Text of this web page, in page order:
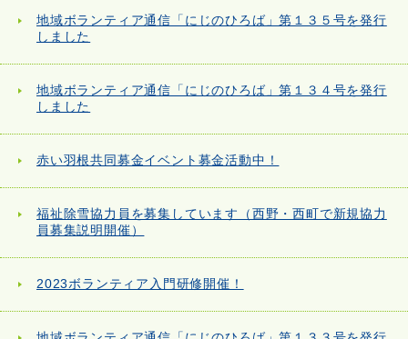
地域ボランティア通信「にじのひろば」第１３５号を発行
しました
地域ボランティア通信「にじのひろば」第１３４号を発行
しました
赤い羽根共同募金イベント募金活動中！
福祉除雪協力員を募集しています（西野・西町で新規協力
員募集説明開催）
2023ボランティア入門研修開催！